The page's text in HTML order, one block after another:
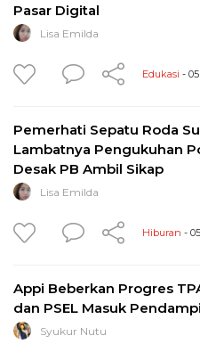
Pasar Digital
Lisa Emilda
Edukasi -
Pemerhati Sepatu Roda
Lambatnya Pengukuhan
Desak PB Ambil Sikap
Lisa Emilda
Hiburan -
Appi Beberkan Progres
dan PSEL Masuk
Syukur Nutu